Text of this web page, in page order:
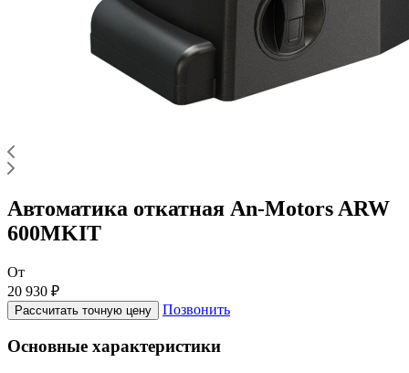
Автоматика откатная An-Motors ARW
600MKIT
От
20 930 ₽
Рассчитать точную цену Позвонить
Основные характеристики